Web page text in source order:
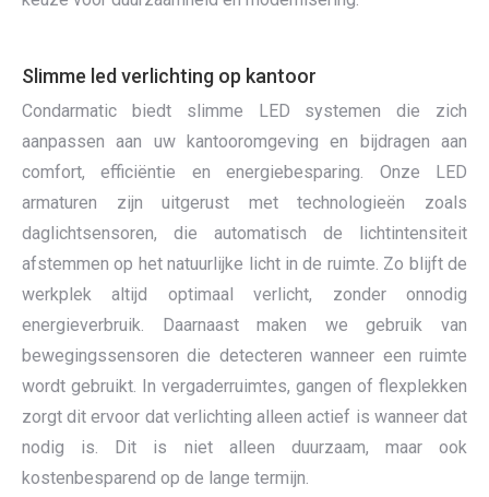
Slimme led verlichting op kantoor
Condarmatic biedt slimme LED systemen die zich
aanpassen aan uw kantooromgeving en bijdragen aan
comfort, efficiëntie en energiebesparing. Onze LED
armaturen zijn uitgerust met technologieën zoals
daglichtsensoren, die automatisch de lichtintensiteit
afstemmen op het natuurlijke licht in de ruimte. Zo blijft de
werkplek altijd optimaal verlicht, zonder onnodig
energieverbruik. Daarnaast maken we gebruik van
bewegingssensoren die detecteren wanneer een ruimte
wordt gebruikt. In vergaderruimtes, gangen of flexplekken
zorgt dit ervoor dat verlichting alleen actief is wanneer dat
nodig is. Dit is niet alleen duurzaam, maar ook
kostenbesparend op de lange termijn.